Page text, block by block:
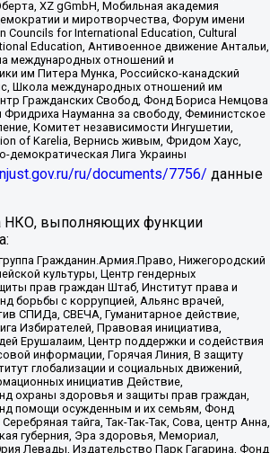
XZ gGmbH, Мобильная академия
и миротворчества, Форум имени
Councils for International Education, Cultural
Education, Антивоенное движение Антальи,
международных отношений и
им Питера Мунка, Российско-канадский
Школа международных отношений им
Гражданских Свобод, Фонд Бориса Немцова
Науманна за свободу, Феминистское
Комитет независимости Ингушетии,
of Karelia, Вернись живым, Фридом Хаус,
демократическая Лига Украины
ru/documents/7756/ данные
НКО, выполняющих функции
Гражданин.Армия.Право, Нижегородский
культуры, Центр гендерных
прав граждан Штаб, Институт права и
борьбы с коррупцией, Альянс врачей,
СПИДа, СВЕЧА, Гуманитарное действие,
Избирателей, Правовая инициатива,
Ерушалаим, Центр поддержки и содействия
информации, Горячая Линия, В защиту
глобализации и социальных движений,
инициатив Действие,
охраны здоровья и защиты прав граждан,
помощи осужденным и их семьям, Фонд
тайга, Так-Так-Так, Сова, центр Анна,
губерния, Эра здоровья, Мемориал,
Левады, Издательство Парк Гагарина, Фонд